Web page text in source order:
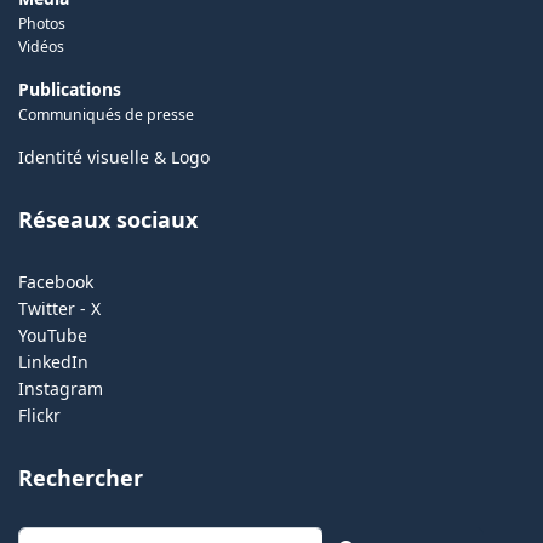
Photos
Vidéos
Publications
Communiqués de presse
Identité visuelle & Logo
Réseaux sociaux
Facebook
Twitter - X
YouTube
LinkedIn
Instagram
Flickr
Rechercher